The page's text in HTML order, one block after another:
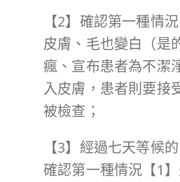
【2】確認第一種情
皮膚、毛也變白（是
瘋、宣布患者為不潔
入皮膚，患者則要接
被檢查；
【3】經過七天等候
確認第一種情況【1